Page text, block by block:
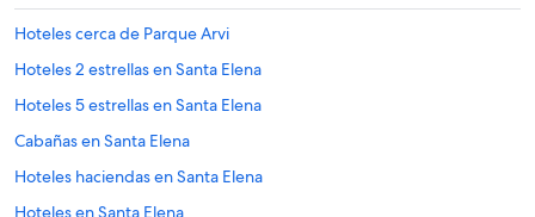
Hoteles cerca de Parque Arvi
Hoteles 2 estrellas en Santa Elena
Hoteles 5 estrellas en Santa Elena
Cabañas en Santa Elena
Hoteles haciendas en Santa Elena
Hoteles en Santa Elena